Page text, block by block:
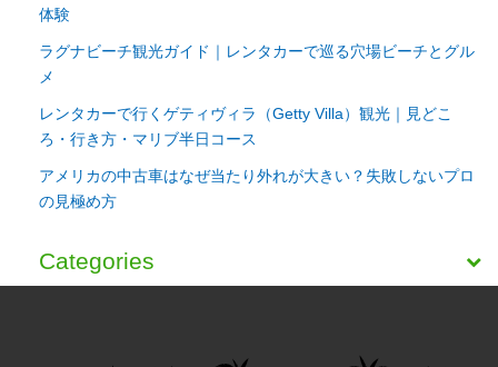
体験
ラグナビーチ観光ガイド｜レンタカーで巡る穴場ビーチとグル
メ
レンタカーで行くゲティヴィラ（Getty Villa）観光｜見どこ
ろ・行き方・マリブ半日コース
アメリカの中古車はなぜ当たり外れが大きい？失敗しないプロ
の見極め方
Categories